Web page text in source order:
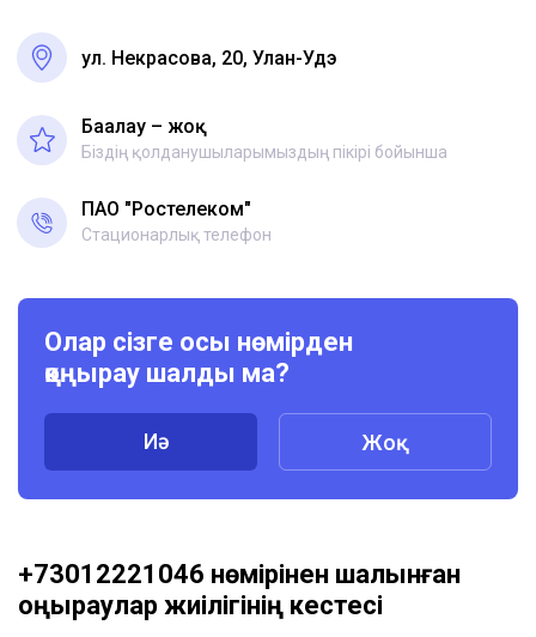
ул. Некрасова, 20, Улан-Удэ
Бағалау – жоқ
Біздің қолданушыларымыздың пікірі бойынша
ПАО "Ростелеком"
Стационарлық телефон
Олар сізге осы нөмірден
қоңырау шалды ма?
Иә Жоқ
+73012221046 нөмірінен шалынған
қоңыраулар жиілігінің кестесі